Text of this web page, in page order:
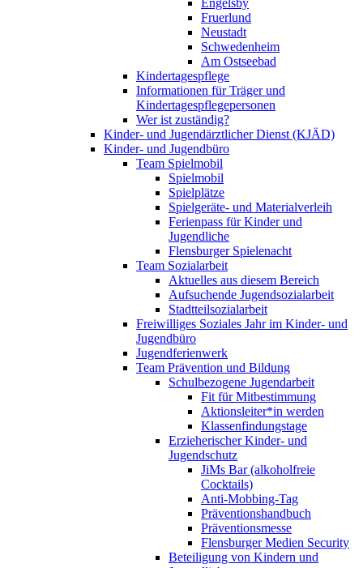
Engelsby
Fruerlund
Neustadt
Schwedenheim
Am Ostseebad
Kindertagespflege
Informationen für Träger und
Kindertagespflegepersonen
Wer ist zuständig?
Kinder- und Jugendärztlicher Dienst (KJÄD)
Kinder- und Jugendbüro
Team Spielmobil
Spielmobil
Spielplätze
Spielgeräte- und Materialverleih
Ferienpass für Kinder und
Jugendliche
Flensburger Spielenacht
Team Sozialarbeit
Aktuelles aus diesem Bereich
Aufsuchende Jugendsozialarbeit
Stadtteilsozialarbeit
Freiwilliges Soziales Jahr im Kinder- und
Jugendbüro
Jugendferienwerk
Team Prävention und Bildung
Schulbezogene Jugendarbeit
Fit für Mitbestimmung
Aktionsleiter*in werden
Klassenfindungstage
Erzieherischer Kinder- und
Jugendschutz
JiMs Bar (alkoholfreie
Cocktails)
Anti-Mobbing-Tag
Präventionshandbuch
Präventionsmesse
Flensburger Medien Security
Beteiligung von Kindern und